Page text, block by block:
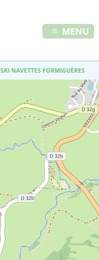
MENU
SKI NAVETTES FORMIGUÈRES